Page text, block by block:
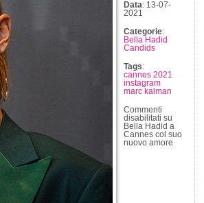
Data: 13-07-
2021
Categorie:
Bella Hadid
Candids
Tags:
cannes 2021
instagram
marc kalman
Commenti
disabilitati su
Bella Hadid a
Cannes col suo
nuovo amore